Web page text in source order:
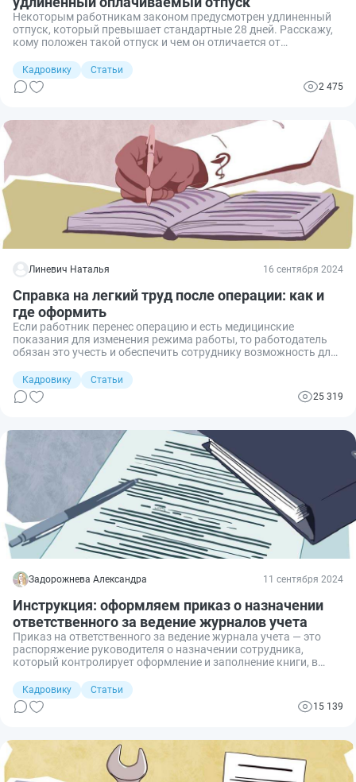
Некоторым работникам законом предусмотрен удлиненный
отпуск, который превышает стандартные 28 дней. Расскажу,
кому положен такой отпуск и чем он отличается от
Кадровику
Статьи
2 475
Линевич Наталья 16 сентября 2024
Справка на легкий труд после операции: как и
где оформить
Если работник перенес операцию и есть медицинские
показания для изменения режима работы, то работодатель
обязан это учесть и обеспечить сотруднику возможность для
необходимо принести справку о переводе на легкий труд.
Рассказываю, как и где получить справку для перевода на
легкий режим работы.
Кадровику
Статьи
25 319
Задорожнева Александра 11 сентября 2024
Инструкция: оформляем приказ о назначении
ответственного за ведение журналов учета
Приказ на ответственного за ведение журнала учета — это
распоряжение руководителя о назначении сотрудника,
который контролирует оформление и заполнение книги, в
Кадровику
Статьи
15 139